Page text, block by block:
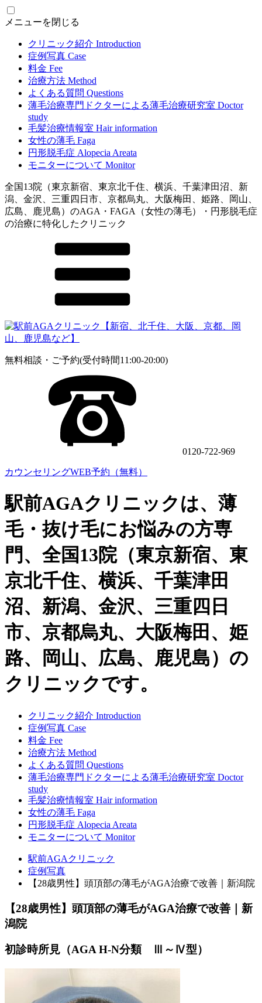
メニューを閉じる
クリニック紹介 Introduction
症例写真 Case
料金 Fee
治療方法 Method
よくある質問 Questions
薄毛治療専門ドクターによる薄毛治療研究室 Doctor
study
毛髪治療情報室 Hair information
女性の薄毛 Faga
円形脱毛症 Alopecia Areata
モニターについて Monitor
全国13院（東京新宿、東京北千住、横浜、千葉津田沼、新
潟、金沢、三重四日市、京都烏丸、大阪梅田、姫路、岡山、
広島、鹿児島）のAGA・FAGA（女性の薄毛）・円形脱毛症
の治療に特化したクリニック
無料相談・ご予約(受付時間11:00-20:00)
0120-722-969
カウンセリングWEB予約（無料）
駅前AGAクリニックは、薄
毛・抜け毛にお悩みの方専
門、全国13院（東京新宿、東
京北千住、横浜、千葉津田
沼、新潟、金沢、三重四日
市、京都烏丸、大阪梅田、姫
路、岡山、広島、鹿児島）の
クリニックです。
クリニック紹介 Introduction
症例写真 Case
料金 Fee
治療方法 Method
よくある質問 Questions
薄毛治療専門ドクターによる薄毛治療研究室 Doctor
study
毛髪治療情報室 Hair information
女性の薄毛 Faga
円形脱毛症 Alopecia Areata
モニターについて Monitor
駅前AGAクリニック
症例写真
【28歳男性】頭頂部の薄毛がAGA治療で改善｜新潟院
【28歳男性】頭頂部の薄毛がAGA治療で改善｜新
潟院
初診時所見（AGA H-N分類 Ⅲ～Ⅳ型）